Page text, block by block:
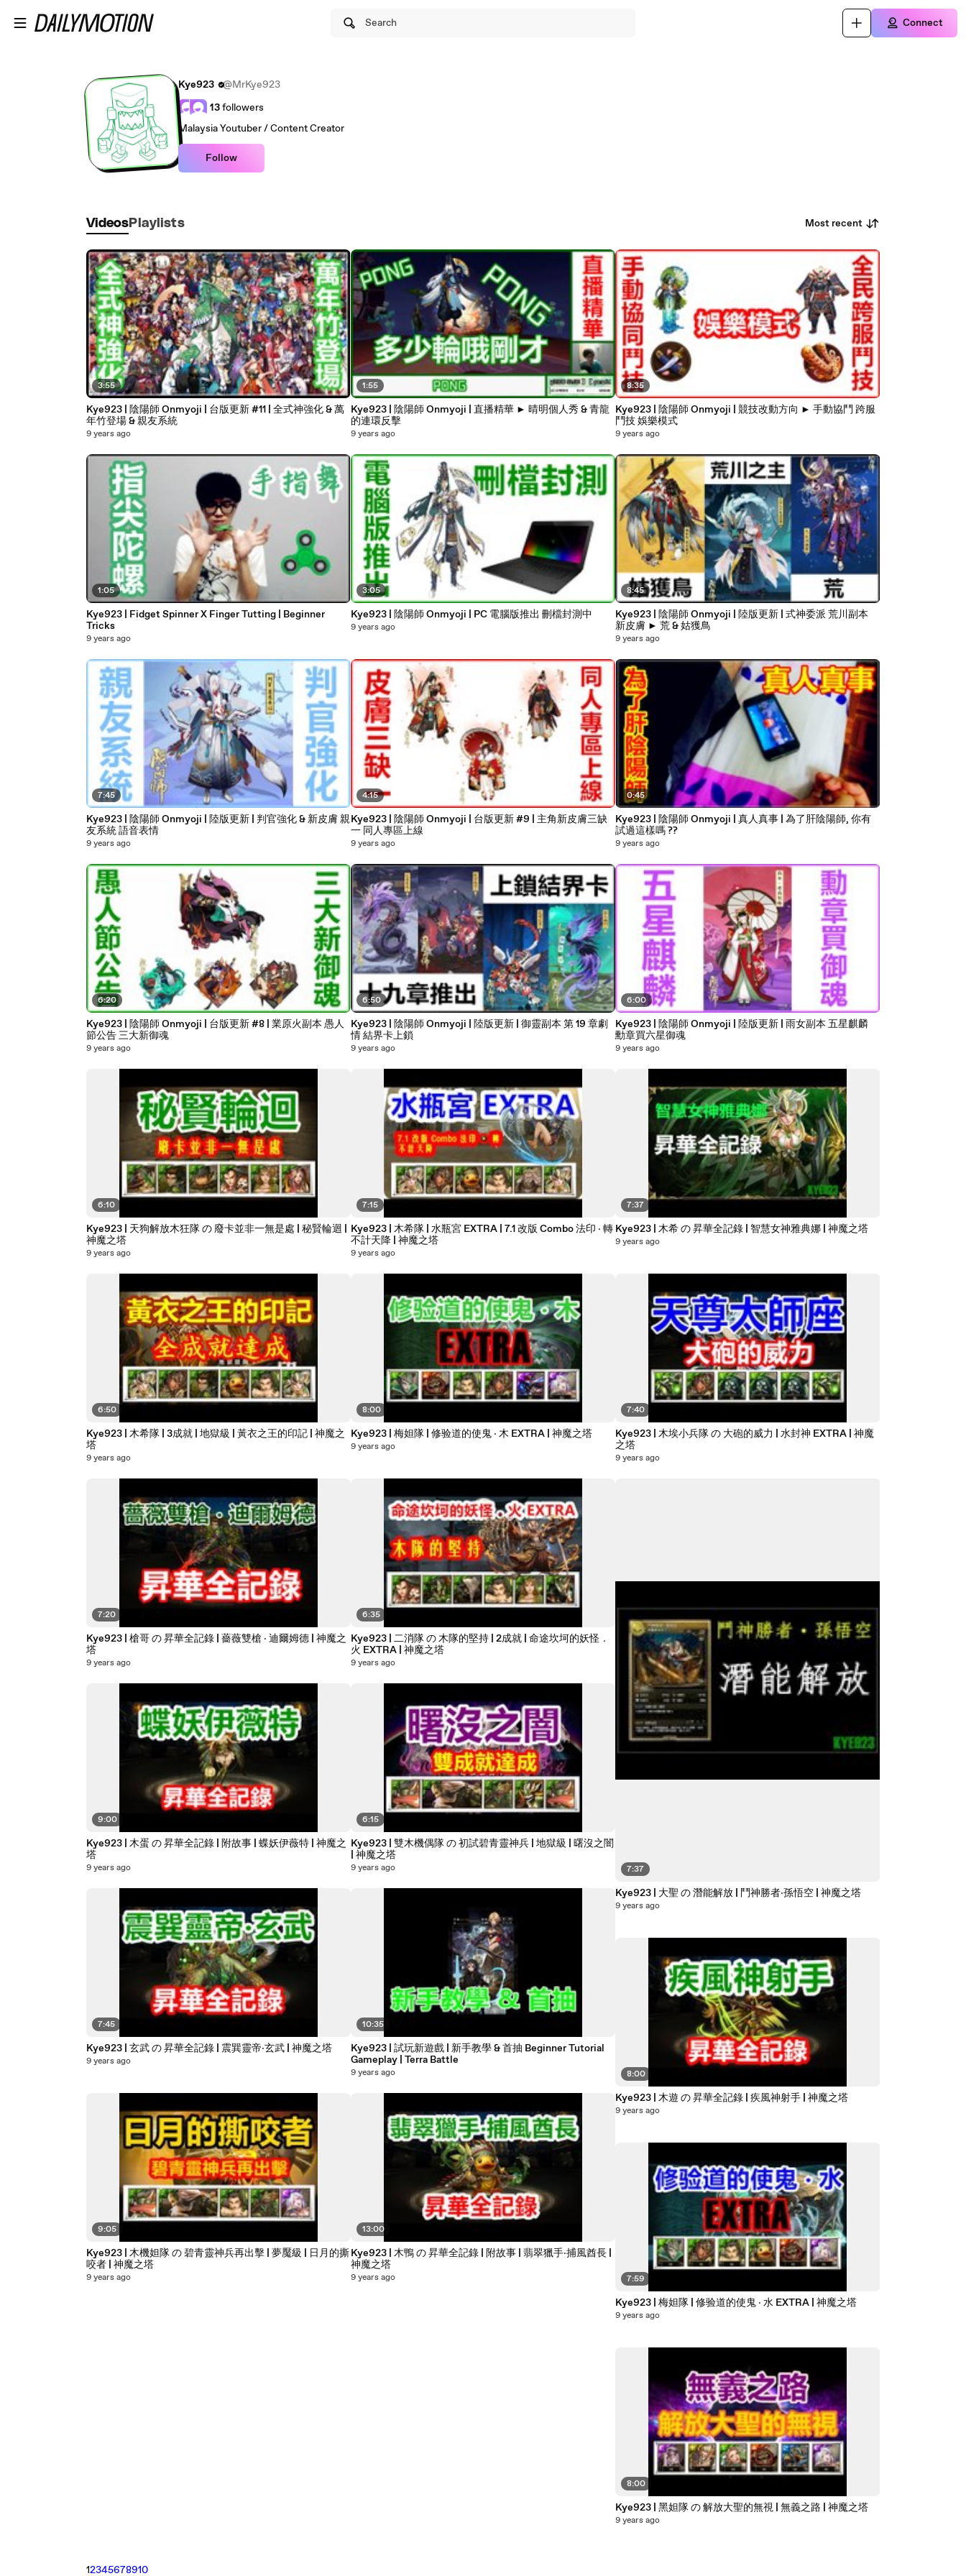
Search Connect
Kye923
@MrKye923
13followers
Malaysia Youtuber / Content Creator
Follow
Videos Playlists Most recent
3:55
Kye923 | 陰陽師 Onmyoji | 台版更新 #11 | 全式神強化 & 萬
年竹登場 & 親友系統
9 years ago
1:05
Kye923 | Fidget Spinner X Finger Tutting | Beginner
Tricks
9 years ago
7:45
Kye923 | 陰陽師 Onmyoji | 陸版更新 | 判官強化 & 新皮膚 親
友系統 語音表情
9 years ago
6:20
Kye923 | 陰陽師 Onmyoji | 台版更新 #8 | 業原火副本 愚人
節公告 三大新御魂
9 years ago
6:10
Kye923 | 天狗解放木狂隊 の 廢卡並非一無是處 | 秘賢輪迴 |
神魔之塔
9 years ago
6:50
Kye923 | 木希隊 | 3成就 | 地獄級 | 黃衣之王的印記 | 神魔之
塔
9 years ago
7:20
Kye923 | 槍哥 の 昇華全記錄 | 薔薇雙槍 ‧ 迪爾姆德 | 神魔之
塔
9 years ago
9:00
Kye923 | 木蛋 の 昇華全記錄 | 附故事 | 蝶妖伊薇特 | 神魔之
塔
9 years ago
7:45
Kye923 | 玄武 の 昇華全記錄 | 震巽靈帝‧玄武 | 神魔之塔
9 years ago
9:05
Kye923 | 木機妲隊 の 碧青靈神兵再出擊 | 夢魘級 | 日月的撕
咬者 | 神魔之塔
9 years ago
1:55
Kye923 | 陰陽師 Onmyoji | 直播精華 ► 晴明個人秀 & 青龍
的連環反擊
9 years ago
3:05
Kye923 | 陰陽師 Onmyoji | PC 電腦版推出 刪檔封測中
9 years ago
4:15
Kye923 | 陰陽師 Onmyoji | 台版更新 #9 | 主角新皮膚三缺
一 同人專區上線
9 years ago
6:50
Kye923 | 陰陽師 Onmyoji | 陸版更新 | 御靈副本 第 19 章劇
情 結界卡上鎖
9 years ago
7:15
Kye923 | 木希隊 | 水瓶宮 EXTRA | 7.1 改版 Combo 法印 ‧ 轉
不計天降 | 神魔之塔
9 years ago
8:00
Kye923 | 梅妲隊 | 修验道的使鬼 ‧ 木 EXTRA | 神魔之塔
9 years ago
6:35
Kye923 | 二消隊 の 木隊的堅持 | 2成就 | 命途坎坷的妖怪．
火 EXTRA | 神魔之塔
9 years ago
6:15
Kye923 | 雙木機偶隊 の 初試碧青靈神兵 | 地獄級 | 曙沒之闇
| 神魔之塔
9 years ago
10:35
Kye923 | 試玩新遊戲 | 新手教學 & 首抽 Beginner Tutorial
Gameplay | Terra Battle
9 years ago
13:00
Kye923 | 木鴨 の 昇華全記錄 | 附故事 | 翡翠獵手‧捕風酋長 |
神魔之塔
9 years ago
8:35
Kye923 | 陰陽師 Onmyoji | 競技改動方向 ► 手動協鬥 跨服
鬥技 娛樂模式
9 years ago
8:45
Kye923 | 陰陽師 Onmyoji | 陸版更新 | 式神委派 荒川副本
新皮膚 ► 荒 & 姑獲鳥
9 years ago
0:45
Kye923 | 陰陽師 Onmyoji | 真人真事 | 為了肝陰陽師, 你有
試過這樣嗎 ??
9 years ago
6:00
Kye923 | 陰陽師 Onmyoji | 陸版更新 | 雨女副本 五星麒麟
勳章買六星御魂
9 years ago
7:37
Kye923 | 木希 の 昇華全記錄 | 智慧女神雅典娜 | 神魔之塔
9 years ago
7:40
Kye923 | 木埃小兵隊 の 大砲的威力 | 水封神 EXTRA | 神魔
之塔
9 years ago
7:37
Kye923 | 大聖 の 潛能解放 | 鬥神勝者‧孫悟空 | 神魔之塔
9 years ago
8:00
Kye923 | 木遊 の 昇華全記錄 | 疾風神射手 | 神魔之塔
9 years ago
7:59
Kye923 | 梅妲隊 | 修验道的使鬼 ‧ 水 EXTRA | 神魔之塔
9 years ago
8:00
Kye923 | 黑妲隊 の 解放大聖的無視 | 無義之路 | 神魔之塔
9 years ago
12345678910